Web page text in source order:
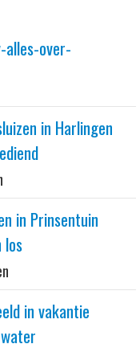
over-
in Harlingen
in Prinsentuin
los
in vakantie